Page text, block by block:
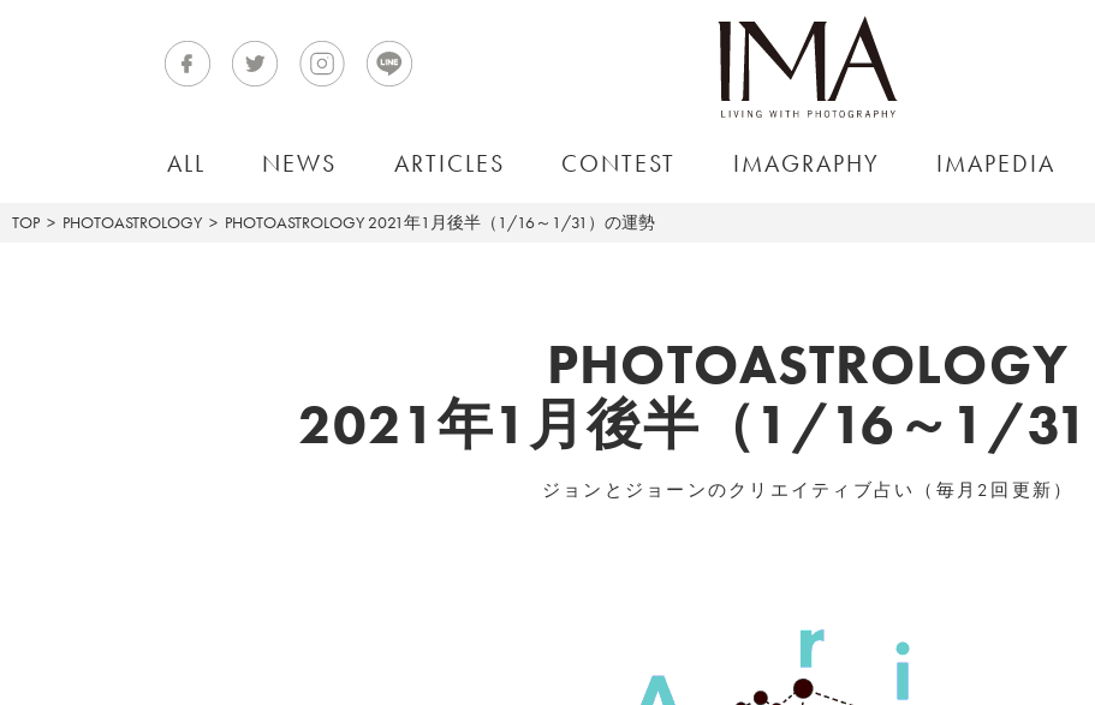
ALL NEWS ARTICLES CONTEST IMAGRAPHY IMAPEDIA
TOP PHOTOASTROLOGY PHOTOASTROLOGY 2021年1月後半（1/16～1/31）の運勢
PHOTOASTROLOGY
2021年1月後半（1/16～1/31
ジョンとジョーンのクリエイティブ占い（毎月2回更新）